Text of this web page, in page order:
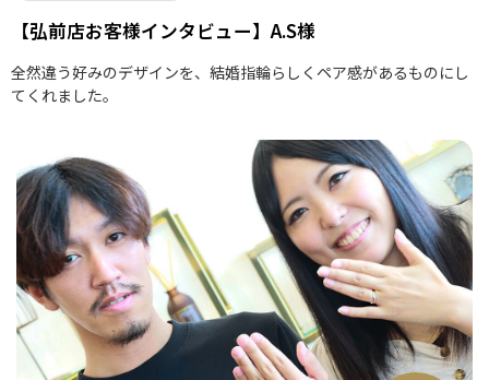
【弘前店お客様インタビュー】A.S様
全然違う好みのデザインを、結婚指輪らしくペア感があるものにし
てくれました。